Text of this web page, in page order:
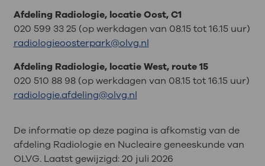
Afdeling Radiologie, locatie Oost, C1
020 599 33 25 (op werkdagen van 08.15 tot 16.15 uur)
radiologieoosterpark@olvg.nl
Afdeling Radiologie, locatie West, route 15
020 510 88 98 (op werkdagen van 08.15 tot 16.15 uur)
radiologie.afdeling@olvg.nl
De informatie op deze pagina is afkomstig van de
afdeling Radiologie en Nucleaire geneeskunde van
OLVG. Laatst gewijzigd:20 juli 2026